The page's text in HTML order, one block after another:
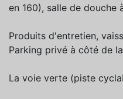
en 160), salle de douche
Produits d'entretien,
Parking privé à côté de
La voie verte (piste